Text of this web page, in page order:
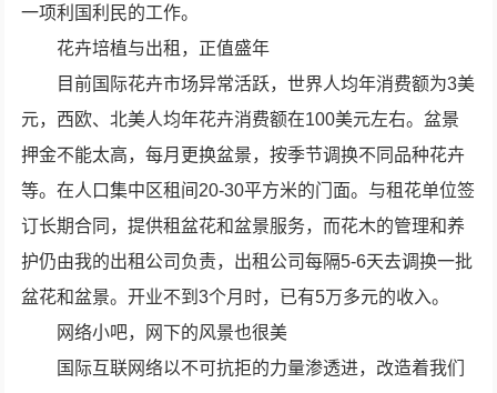
一项利国利民的工作。
花卉培植与出租，正值盛年
目前国际花卉市场异常活跃，世界人均年消费额为3美
元，西欧、北美人均年花卉消费额在100美元左右。盆景
押金不能太高，每月更换盆景，按季节调换不同品种花卉
等。在人口集中区租间20-30平方米的门面。与租花单位签
订长期合同，提供租盆花和盆景服务，而花木的管理和养
护仍由我的出租公司负责，出租公司每隔5-6天去调换一批
盆花和盆景。开业不到3个月时，已有5万多元的收入。
网络小吧，网下的风景也很美
国际互联网络以不可抗拒的力量渗透进，改造着我们